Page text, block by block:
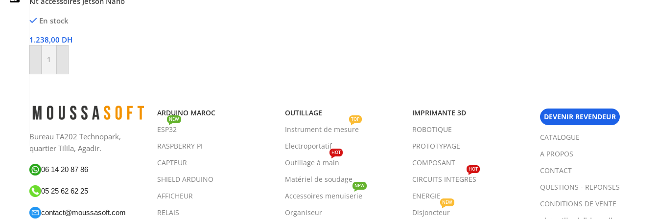
05 25 62 62 25
moussasoft.diy
En stock
1.238,00 DH
Ajouter Au Panier
Bureau TA202 Technopark,
quartier Tilila, Agadir.
06 14 20 87 86
05 25 62 62 25
contact@moussasoft.com
ARDUINO MAROC
ESP32
NEW
RASPBERRY PI
CAPTEUR
SHIELD ARDUINO
AFFICHEUR
RELAIS
OUTILLAGE
Instrument de mesure
TOP
Electroportatif
Outillage à main
HOT
Matériel de soudage
Accessoires menuiserie
NEW
Organiseur
IMPRIMANTE 3D
ROBOTIQUE
PROTOTYPAGE
COMPOSANT
CIRCUITS INTEGRES
HOT
ENERGIE
Disjoncteur
NEW
DEVENIR REVENDEUR
CATALOGUE
A PROPOS
CONTACT
QUESTIONS - REPONSES
CONDITIONS DE VENTE